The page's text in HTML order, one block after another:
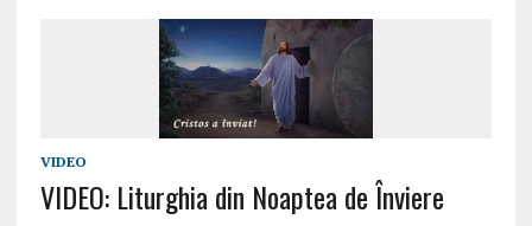
VIDEO
VIDEO: Liturghia din Noaptea de Înviere